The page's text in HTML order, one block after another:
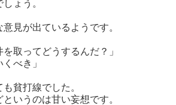
ょう。
見が出ているようです。
を取ってどうするんだ？」
べき」
貧打線でした。
いうのは甘い妄想です。